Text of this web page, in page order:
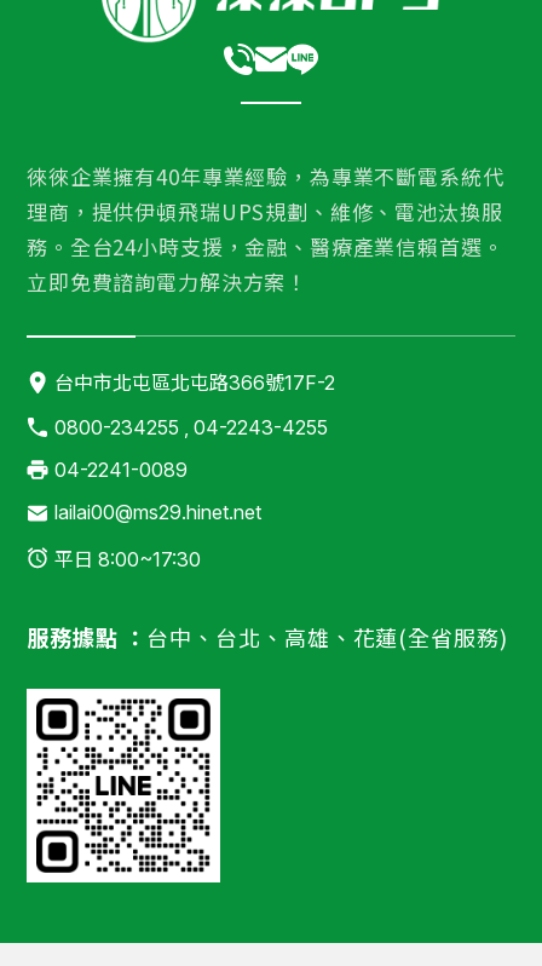
徠徠企業擁有40年專業經驗，為專業不斷電系統代
理商，提供伊頓飛瑞UPS規劃、維修、電池汰換服
務。全台24小時支援，金融、醫療產業信賴首選。
立即免費諮詢電力解決方案！
台中市北屯區北屯路366號17F-2
0800-234255 , 04-2243-4255
04-2241-0089
lailai00@ms29.hinet.net
平日 8:00~17:30
服務據點 ： 台中、台北、高雄、花蓮(全省服務)